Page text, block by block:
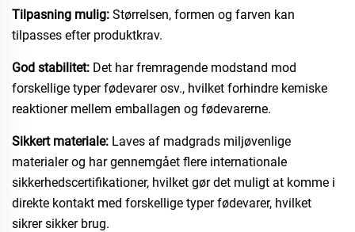
Tilpasning mulig: Størrelsen, formen og farven kan
tilpasses efter produktkrav.​
God stabilitet: Det har fremragende modstand mod
forskellige typer fødevarer osv., hvilket forhindre kemiske
reaktioner mellem emballagen og fødevarerne.​
Sikkert materiale: Laves af madgrads miljøvenlige
materialer og har gennemgået flere internationale
sikkerhedscertifikationer, hvilket gør det muligt at komme i
direkte kontakt med forskellige typer fødevarer, hvilket
sikrer sikker brug.​